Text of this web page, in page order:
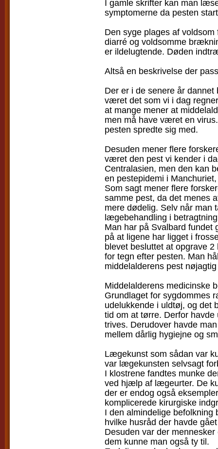
I gamle skrifter kan man
symptomerne da pesten
Den syge plages af
diarré og voldsomme
er ildelugtende. Døden
Altså en beskrivelse der
Der er i de senere år
været det som vi i dag
at mange mener at
men må have været en
pesten spredte sig med.
Desuden mener flere
været den pest vi kender i
Centralasien, men den kan
en pestepidemi i
Som sagt mener flere
samme pest, da det menes
mere dødelig. Selv når man
lægebehandling i
Man har på Svalbard fundet
på at ligene har ligget i
blevet besluttet at opgrave
for tegn efter pesten. Man
middelalderens pest
Middelalderens medicinske
Grundlaget for sygdommes
udelukkende i uldtøj, og det
tid om at tørre. Derfor
trives. Derudover havde
mellem dårlig hygiejne og
Lægekunst som sådan var
var lægekunsten selvsagt
I klostrene fandtes munke
ved hjælp af lægeurter. De
der er endog også
komplicerede kirurgiske
I den almindelige befolkning
hvilke husråd der havde
Desuden var der
dem kunne man også ty til.